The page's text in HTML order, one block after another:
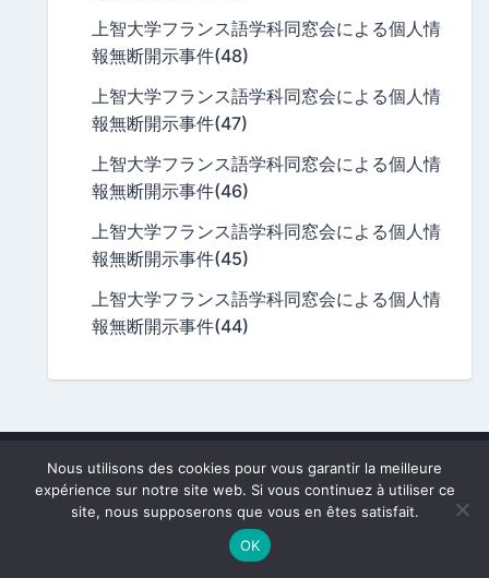
上智大学フランス語学科同窓会による個人情
報無断開示事件(48)
上智大学フランス語学科同窓会による個人情
報無断開示事件(47)
上智大学フランス語学科同窓会による個人情
報無断開示事件(46)
上智大学フランス語学科同窓会による個人情
報無断開示事件(45)
上智大学フランス語学科同窓会による個人情
報無断開示事件(44)
A division ofFrago.fr, owned byNobutaka Mizuno.
All texts and photos subject to copyright.
[This site is private and not related to Sophia University.]
Theme:
Nous utilisons des cookies pour vous garantir la meilleure
expérience sur notre site web. Si vous continuez à utiliser ce
site, nous supposerons que vous en êtes satisfait.
OK